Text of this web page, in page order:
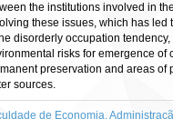
the institutions involved in
these issues, which has led
disorderly occupation
risks for emergence of
preservation and areas of
sources.
de Economia,